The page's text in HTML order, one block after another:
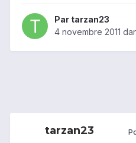
Par tarzan23
4 novembre 2011
tarzan23